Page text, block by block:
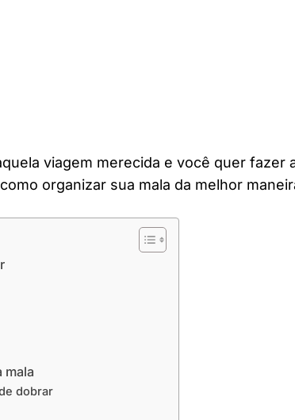
viagem merecida e você quer fazer
organizar sua mala da melhor
mala
dobrar